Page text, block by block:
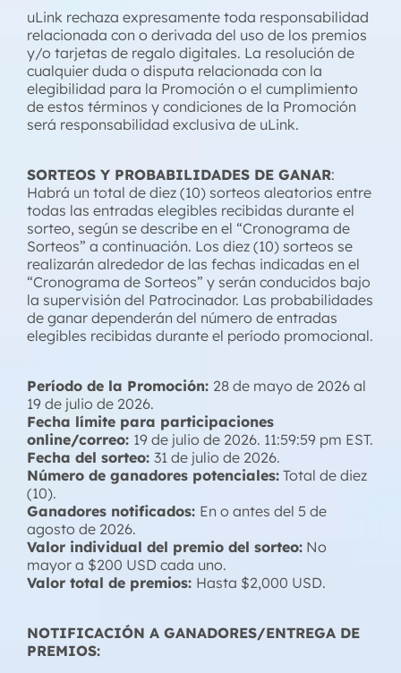
uLink rechaza expresamente toda responsabilidad
relacionada con o derivada del uso de los premios
y/o tarjetas de regalo digitales. La resolución de
cualquier duda o disputa relacionada con la
elegibilidad para la Promoción o el cumplimiento
de estos términos y condiciones de la Promoción
será responsabilidad exclusiva de uLink.
SORTEOS Y PROBABILIDADES DE GANAR:
Habrá un total de diez (10) sorteos aleatorios entre
todas las entradas elegibles recibidas durante el
sorteo, según se describe en el “Cronograma de
Sorteos” a continuación. Los diez (10) sorteos se
realizarán alrededor de las fechas indicadas en el
“Cronograma de Sorteos” y serán conducidos bajo
la supervisión del Patrocinador. Las probabilidades
de ganar dependerán del número de entradas
elegibles recibidas durante el período promocional.
Período de la Promoción: 28 de mayo de 2026 al
19 de julio de 2026.
Fecha límite para participaciones
online/correo: 19 de julio de 2026. 11:59:59 pm EST.
Fecha del sorteo: 31 de julio de 2026.
Número de ganadores potenciales: Total de diez
(10).
Ganadores notificados: En o antes del 5 de
agosto de 2026.
Valor individual del premio del sorteo: No
mayor a $200 USD cada uno.
Valor total de premios: Hasta $2,000 USD.
NOTIFICACIÓN A GANADORES/ENTREGA DE
PREMIOS: